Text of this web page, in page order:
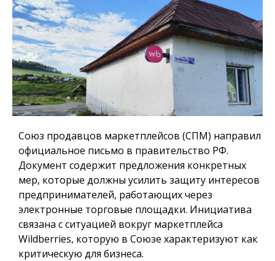
Союз продавцов маркетплейсов (СПМ) направил
официальное письмо в правительство РФ.
Документ содержит предложения конкретных
мер, которые должны усилить защиту интересов
предпринимателей, работающих через
электронные торговые площадки. Инициатива
связана с ситуацией вокруг маркетплейса
Wildberries, которую в Союзе характеризуют как
критическую для бизнеса.